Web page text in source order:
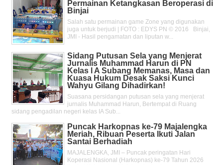
Permainan Ketangkasan Beroperasi di
Binjai
Salah satu permainan game Zone yang digunakan
juga untuk berjudi | FOTO : EDYS PN © 2016 Binjai,
JMI - Hasil pengamatan dan liputan w...
Sidang Putusan Sela yang Menjerat
Jurnalis Muhammad Harun di PN
Kelas l A Subang Memanas, Masa dan
Kuasa Hukum Desak Saksi Kunci
Wahyu Gilang Dihadirkan!
Suasana persidangan putusan sela yang menjerat
jurnalis Muhammad Harun, Bertempat di Ruang
sidang pengadilan negeri kelas IA Sub...
Puncak Harkopnas ke-79 Majalengka
Meriah, Ribuan Peserta Ikuti Jalan
Santai Berhadiah
MAJALENGKA, JMI – Puncak peringatan Hari
Koperasi Nasional (Harkopnas) ke-79 Tahun 2026